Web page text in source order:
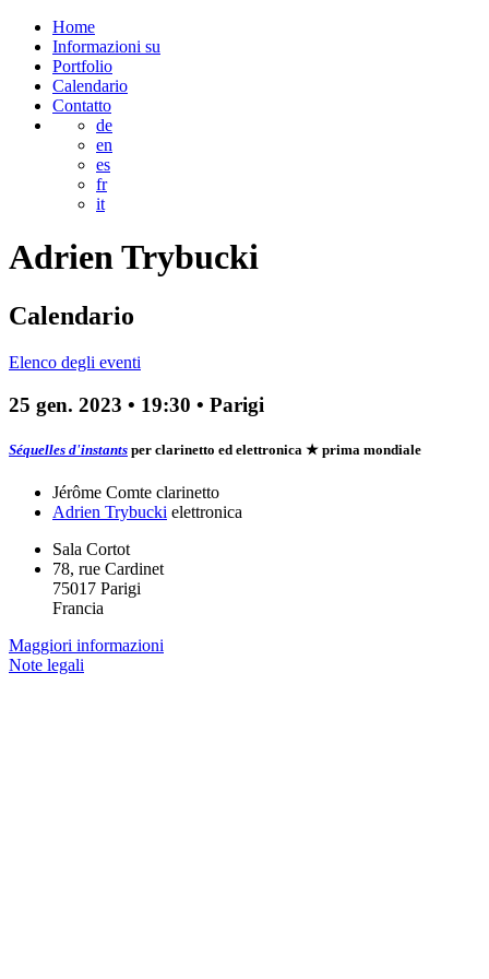
Home
Informazioni su
Portfolio
Calendario
Contatto
de
en
es
fr
it
AdrienTrybucki
Calendario
Elenco degli eventi
25 gen. 2023 • 19:30 • Parigi
Séquelles d'instants per clarinetto ed elettronica ★ prima mondiale
Jérôme Comte clarinetto
Adrien Trybucki elettronica
Sala Cortot
78, rue Cardinet
75017 Parigi
Francia
Maggiori informazioni
Note legali